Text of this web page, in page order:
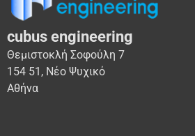
cubus engineering
Θεμιστοκλή Σοφούλη 7
154 51, Νέο Ψυχικό
Αθήνα